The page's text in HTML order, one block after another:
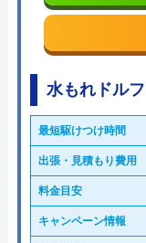
水もれドル
最短駆けつけ時間
出張・見積もり費用
料金目安
キャンペーン情報